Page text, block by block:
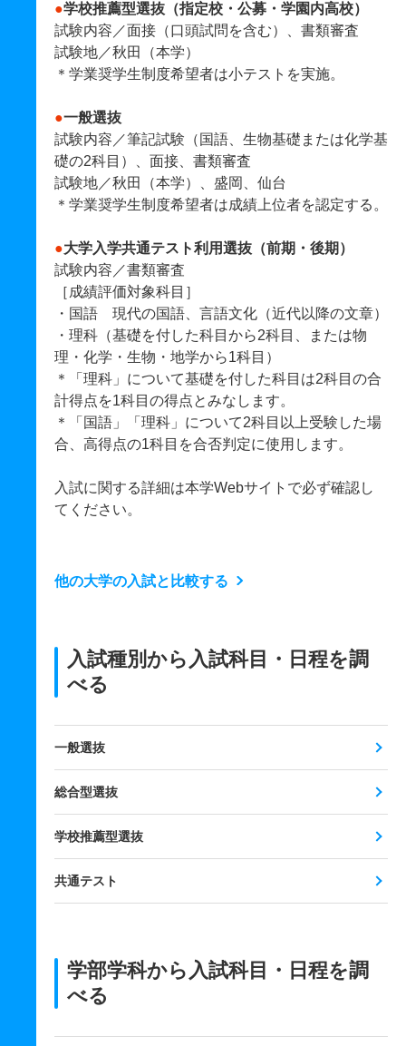
●学校推薦型選抜（指定校・公募・学園内高校）
試験内容／面接（口頭試問を含む）、書類審査
試験地／秋田（本学）
＊学業奨学生制度希望者は小テストを実施。
●一般選抜
試験内容／筆記試験（国語、生物基礎または化学基
礎の2科目）、面接、書類審査
試験地／秋田（本学）、盛岡、仙台
＊学業奨学生制度希望者は成績上位者を認定する。
●大学入学共通テスト利用選抜（前期・後期）
試験内容／書類審査
［成績評価対象科目］
・国語 現代の国語、言語文化（近代以降の文章）
・理科（基礎を付した科目から2科目、または物
理・化学・生物・地学から1科目）
＊「理科」について基礎を付した科目は2科目の合
計得点を1科目の得点とみなします。
＊「国語」「理科」について2科目以上受験した場
合、高得点の1科目を合否判定に使用します。
入試に関する詳細は本学Webサイトで必ず確認し
てください。
他の大学の入試と比較する
入試種別から入試科目・日程を調
べる
一般選抜
総合型選抜
学校推薦型選抜
共通テスト
学部学科から入試科目・日程を調
べる